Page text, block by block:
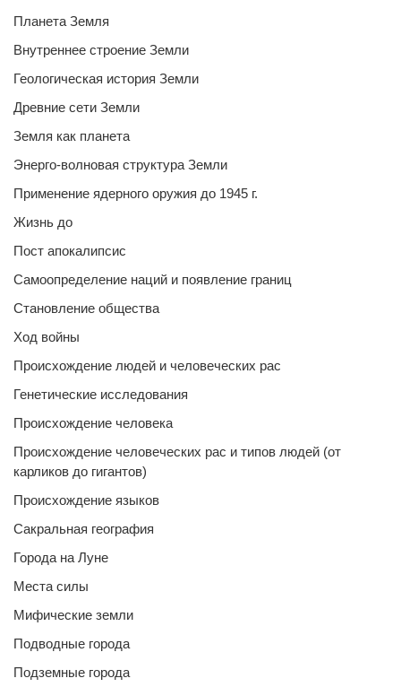
Планета Земля
Внутреннее строение Земли
Геологическая история Земли
Древние сети Земли
Земля как планета
Энерго-волновая структура Земли
Применение ядерного оружия до 1945 г.
Жизнь до
Пост апокалипсис
Самоопределение наций и появление границ
Становление общества
Ход войны
Происхождение людей и человеческих рас
Генетические исследования
Происхождение человека
Происхождение человеческих рас и типов людей (от
карликов до гигантов)
Происхождение языков
Сакральная география
Города на Луне
Места силы
Мифические земли
Подводные города
Подземные города